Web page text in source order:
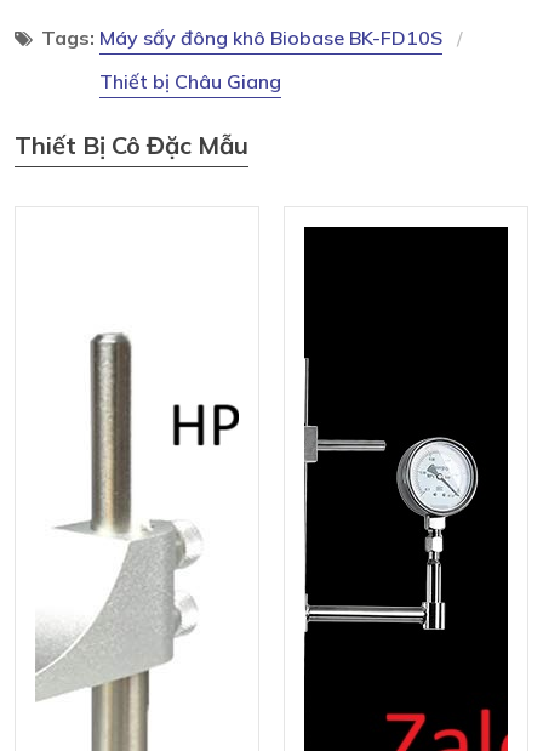
Tags: Máy sấy đông khô Biobase BK-FD10S
Thiết bị Châu Giang
Thiết Bị Cô Đặc Mẫu